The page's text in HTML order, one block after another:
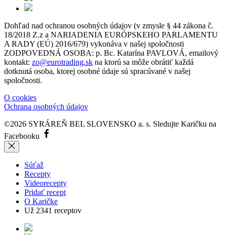
Dohľad nad ochranou osobných údajov (v zmysle § 44 zákona č.
18/2018 Z.z a NARIADENIA EURÓPSKEHO PARLAMENTU
A RADY (EÚ) 2016/679) vykonáva v našej spoločnosti
ZODPOVEDNÁ OSOBA: p. Bc. Katarína PAVLOVÁ, emailový
kontakt: zo@eurotrading.sk na ktorú sa môže obrátiť každá
dotknutá osoba, ktorej osobné údaje sú spracúvané v našej
spoločnosti.
O cookies
Ochrana osobných údajov
©2026 SYRÁREŇ BEL SLOVENSKO a. s. Sledujte Karičku na
Facebooku
Súťaž
Recepty
Videorecepty
Pridať recept
O Karičke
Už 2341 receptov